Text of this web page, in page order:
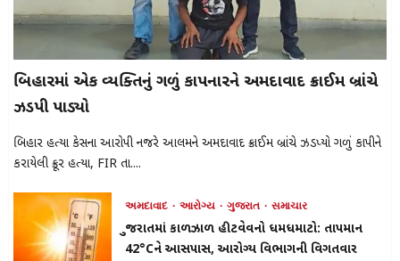
બિહારમાં એક વ્યક્તિનું ગળું કાપનારને અમદાવાદ ક્રાઈમ બ્રાંચે
ઝડપી પાડ્યો
બિહાર હત્યા કેસના આરોપી નજરે આલમને અમદાવાદ ક્રાઈમ બ્રાંચે ઝડપ્યો ગળું કાપીને
કરાયેલી ક્રૂર હત્યા, FIR તા....
અમદાવાદ આરોગ્ય ગુજરાત સમાચાર
ગુજરાતમાં કાળઝાળ હીટવેવનો ધમધમાટો: તાપમાન
42°Cને આસપાસ, આરોગ્ય વિભાગની વિગતવાર